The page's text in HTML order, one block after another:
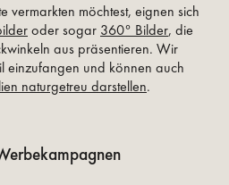
vermarkten möchtest, eignen sich
oder sogar 360° Bilder, die
aus präsentieren. Wir
einzufangen und können auch
naturgetreu darstellen.